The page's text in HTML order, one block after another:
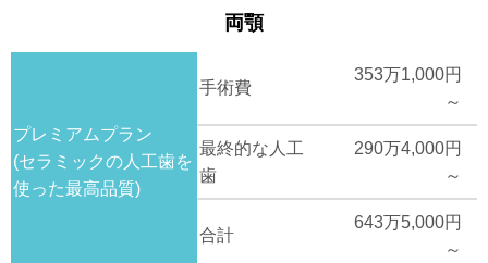
両顎
プレミアムプラン
(セラミックの人工歯を
使った最高品質)
手術費
353万1,000円
～
最終的な人工
歯
290万4,000円
～
合計
643万5,000円
～